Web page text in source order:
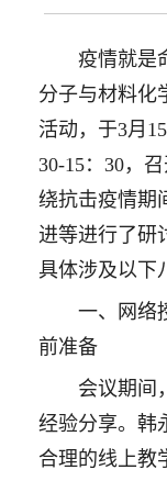
疫情就是
分子与材料化
活动，于3月
30-15：30，
绕抗击疫情期
进等进行了研
具体涉及以下
一、网络
前准备
会议期间
经验分享。韩
合理的线上教